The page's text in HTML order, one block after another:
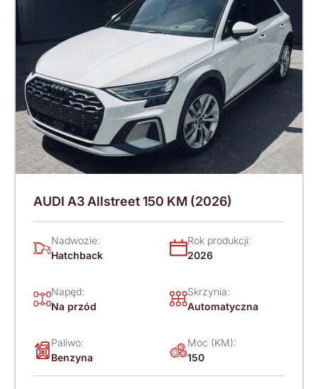
AUDI A3 Allstreet 150 KM (2026)
Nadwozie:
Hatchback
Rok produkcji:
2026
Napęd:
Na przód
Skrzynia:
Automatyczna
Paliwo:
Benzyna
Moc (KM):
150